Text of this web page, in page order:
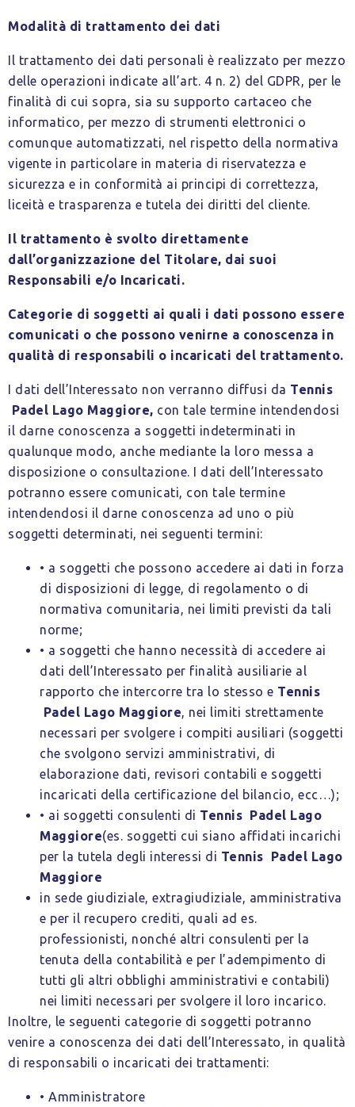
Modalità di trattamento dei dati
Il trattamento dei dati personali è realizzato per mezzo
delle operazioni indicate all’art. 4 n. 2) del GDPR, per le
finalità di cui sopra, sia su supporto cartaceo che
informatico, per mezzo di strumenti elettronici o
comunque automatizzati, nel rispetto della normativa
vigente in particolare in materia di riservatezza e
sicurezza e in conformità ai principi di correttezza,
liceità e trasparenza e tutela dei diritti del cliente.
Il trattamento è svolto direttamente
dall’organizzazione del Titolare, dai suoi
Responsabili e/o Incaricati.
Categorie di soggetti ai quali i dati possono essere
comunicati o che possono venirne a conoscenza in
qualità di responsabili o incaricati del trattamento.
I dati dell’Interessato non verranno diffusi da Tennis
Padel Lago Maggiore, con tale termine intendendosi
il darne conoscenza a soggetti indeterminati in
qualunque modo, anche mediante la loro messa a
disposizione o consultazione. I dati dell’Interessato
potranno essere comunicati, con tale termine
intendendosi il darne conoscenza ad uno o più
soggetti determinati, nei seguenti termini:
• a soggetti che possono accedere ai dati in forza
di disposizioni di legge, di regolamento o di
normativa comunitaria, nei limiti previsti da tali
norme;
• a soggetti che hanno necessità di accedere ai
dati dell’Interessato per finalità ausiliarie al
rapporto che intercorre tra lo stesso e Tennis
Padel Lago Maggiore, nei limiti strettamente
necessari per svolgere i compiti ausiliari (soggetti
che svolgono servizi amministrativi, di
elaborazione dati, revisori contabili e soggetti
incaricati della certificazione del bilancio, ecc…);
• ai soggetti consulenti di Tennis Padel Lago
Maggiore(es. soggetti cui siano affidati incarichi
per la tutela degli interessi di Tennis Padel Lago
Maggiore
in sede giudiziale, extragiudiziale, amministrativa
e per il recupero crediti, quali ad es.
professionisti, nonché altri consulenti per la
tenuta della contabilità e per l’adempimento di
tutti gli altri obblighi amministrativi e contabili)
nei limiti necessari per svolgere il loro incarico.
Inoltre, le seguenti categorie di soggetti potranno
venire a conoscenza dei dati dell’Interessato, in qualità
di responsabili o incaricati dei trattamenti:
• Amministratore